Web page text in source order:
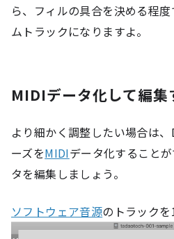
ら、フィルの具合を決める程
ムトラックになりますよ。
MIDIデータ化して編集
より細かく調整したい場合は
ーズをMIDIデータ化すること
タを編集しましょう。
ソフトウェア音源のトラックを